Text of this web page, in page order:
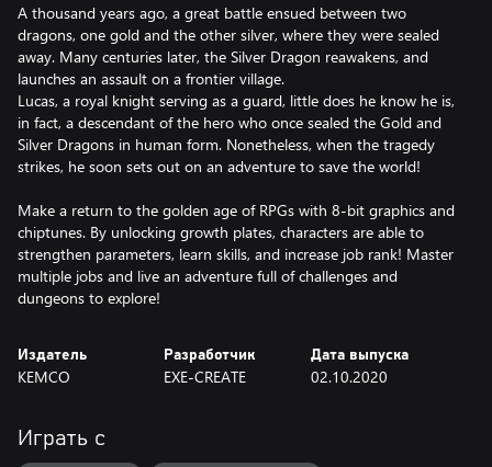
A thousand years ago, a great battle ensued between two
dragons, one gold and the other silver, where they were sealed
away. Many centuries later, the Silver Dragon reawakens, and
launches an assault on a frontier village.
Lucas, a royal knight serving as a guard, little does he know he is,
in fact, a descendant of the hero who once sealed the Gold and
Silver Dragons in human form. Nonetheless, when the tragedy
strikes, he soon sets out on an adventure to save the world!
Make a return to the golden age of RPGs with 8-bit graphics and
chiptunes. By unlocking growth plates, characters are able to
strengthen parameters, learn skills, and increase job rank! Master
multiple jobs and live an adventure full of challenges and
dungeons to explore!
Издатель
KEMCO
Разработчик
EXE-CREATE
Дата выпуска
02.10.2020
Играть с